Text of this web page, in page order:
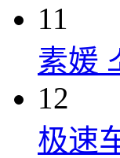
11
素媛
12
极速